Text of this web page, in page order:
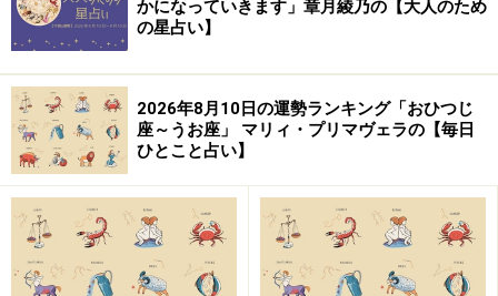
【イラスト】
ほんま ちあき
※記事内容は執筆時点のものです。最新の内容をご確認くださ
い。
【編集部おすすめの購入サイト】
Amazonで占い関連の商品をチェック！
かになっていきます」章月綾乃の【大人のため
の星占い】
2026年8月10日の運勢ランキング「おひつじ
座～うお座」 マリィ・プリマヴェラの【毎日
ひとこと占い】